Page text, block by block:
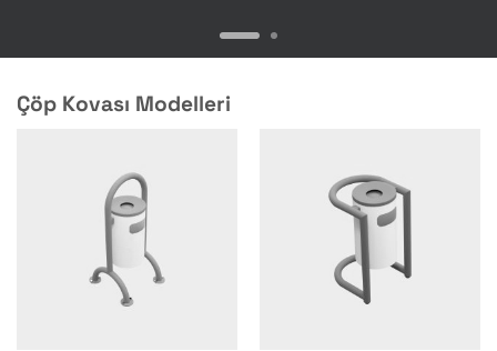
Çöp Kovası Modelleri